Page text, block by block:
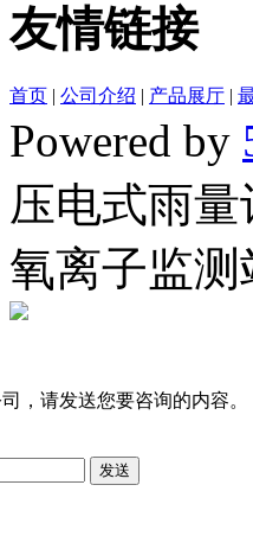
友情链接
首页 | 公司介绍 | 产品展厅 |
Powered by
压电式雨
氧离子监测
，请发送您要咨询的内容。